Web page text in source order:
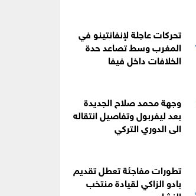
تحركات عاجلة لإنفانتينو في
المغرب وسط تصاعد حدة
الخلافات داخل فيفا
وجهة محمد صلاح الجديدة
بعد ليفربول وتفاصيل انتقاله
الى الدوري التركي
تطورات مفاجئة تعطل تقديم
بادو الزاكي لقيادة منتخب